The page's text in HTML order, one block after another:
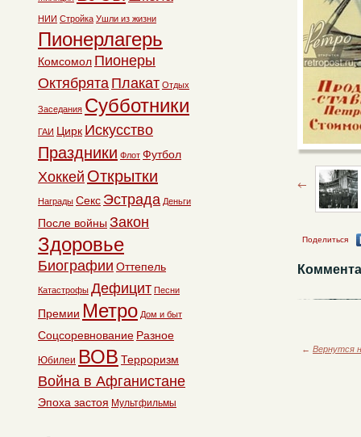
Поделиться
← Вернутся
НИИ Стройка Ушли из жизни
Пионерлагерь
Комсомол Пионеры
Октябрята Плакат Отдых
Заседания Субботники
ГАИ Цирк Искусство
Праздники Флот Футбол
Хоккей Открытки
Награды Секс Эстрада Деньги
После войны Закон
Здоровье
Биографии Оттепель
Катастрофы Дефицит Песни
Премии Метро Дом и быт
Соцсоревнование Разное
Юбилеи ВОВ Терроризм
Война в Афганистане
Эпоха застоя Мультфильмы